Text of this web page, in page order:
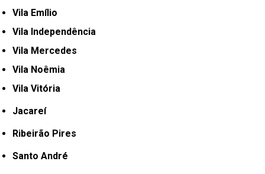
Vila Emílio
Vila Independência
Vila Mercedes
Vila Noêmia
Vila Vitória
Jacareí
Ribeirão Pires
Santo André